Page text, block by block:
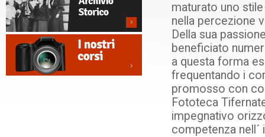
maturato uno
nella percezione
Della sua
beneficiato
a questa forma
frequentando i
promosso con
Fototeca
impegnativo
competenza nell´